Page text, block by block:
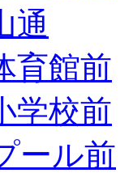
通
育館前
学校前
ール前